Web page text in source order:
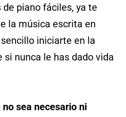
piano fáciles, ya te
la música escrita en
iniciarte en la
si nunca le has dado vida
no sea necesario ni